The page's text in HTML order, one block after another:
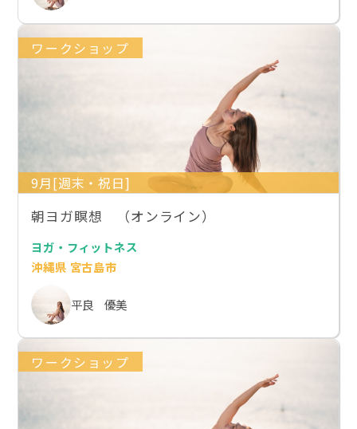
ワークショップ
9月[週末・祝日]
朝ヨガ瞑想 （オンライン）
ヨガ・フィットネス
沖縄県 宮古島市
平良 優美
ワークショップ